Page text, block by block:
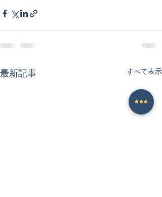
最新記事 すべて表示